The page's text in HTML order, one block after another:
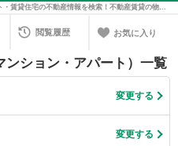
岩見沢市（北海道）の賃貸マンション・賃貸アパート・賃貸住宅の不動産情報を検索！不動産賃貸の物件探しは、お部屋探しのエイブル
閲覧履歴 お気に入り
ンション・アパート）一覧
変更する
変更する